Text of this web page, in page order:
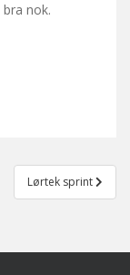
nok.
Lørtek sprint